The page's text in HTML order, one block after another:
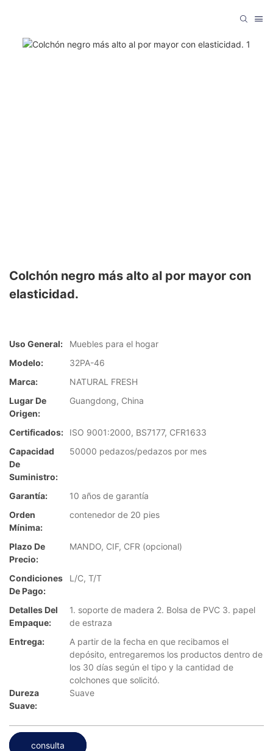
Colchón negro más alto al por mayor con
elasticidad.
Uso General:
Muebles para el hogar
Modelo:
32PA-46
Marca:
NATURAL FRESH
Lugar De
Origen:
Guangdong, China
Certificados:
ISO 9001:2000, BS7177, CFR1633
Capacidad
De
Suministro:
50000 pedazos/pedazos por mes
Garantía:
10 años de garantía
Orden
Mínima:
contenedor de 20 pies
Plazo De
Precio:
MANDO, CIF, CFR (opcional)
Condiciones
De Pago:
L/C, T/T
Detalles Del
Empaque:
1. soporte de madera 2. Bolsa de PVC 3. papel
de estraza
Entrega:
A partir de la fecha en que recibamos el
depósito, entregaremos los productos dentro de
los 30 días según el tipo y la cantidad de
colchones que solicitó.
Dureza
Suave:
Suave
consulta